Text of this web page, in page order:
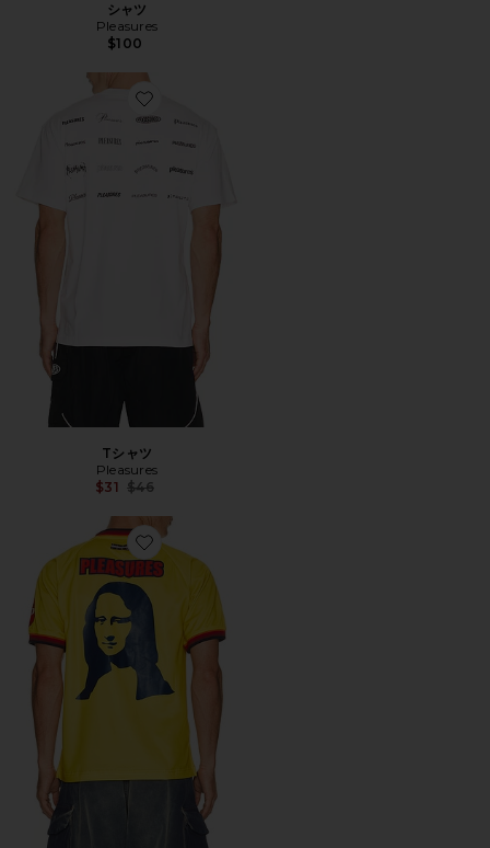
シャツ
Pleasures
$100
Favorite Tシャツ
Tシャツ
Pleasures
$31 Previous price:
$46
Favorite ジャージー